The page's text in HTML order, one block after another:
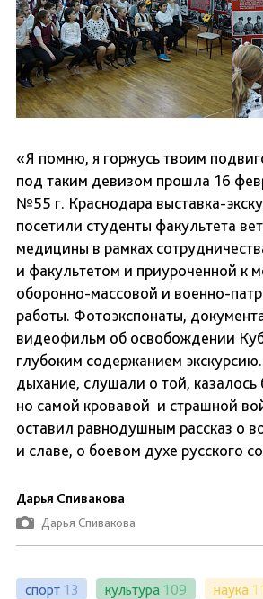
«Я помню, я горжусь твоим
под таким девизом прошла 16
№55 г. Краснодара выставка-
посетили студенты факультета
медицины в рамках
и факультетом и приуроченной к
оборонно-массовой и военно-
работы. Фотоэкспонаты,
видеофильм об освобождении
глубоким содержанием экскурсию.
дыхание, слушали о той,
но самой кровавой и страшной
оставил равнодушным рассказ о
и славе, о боевом духе русского
Дарья Спивакова
Дарья Спивакова
спорт 13 культура 109 наука